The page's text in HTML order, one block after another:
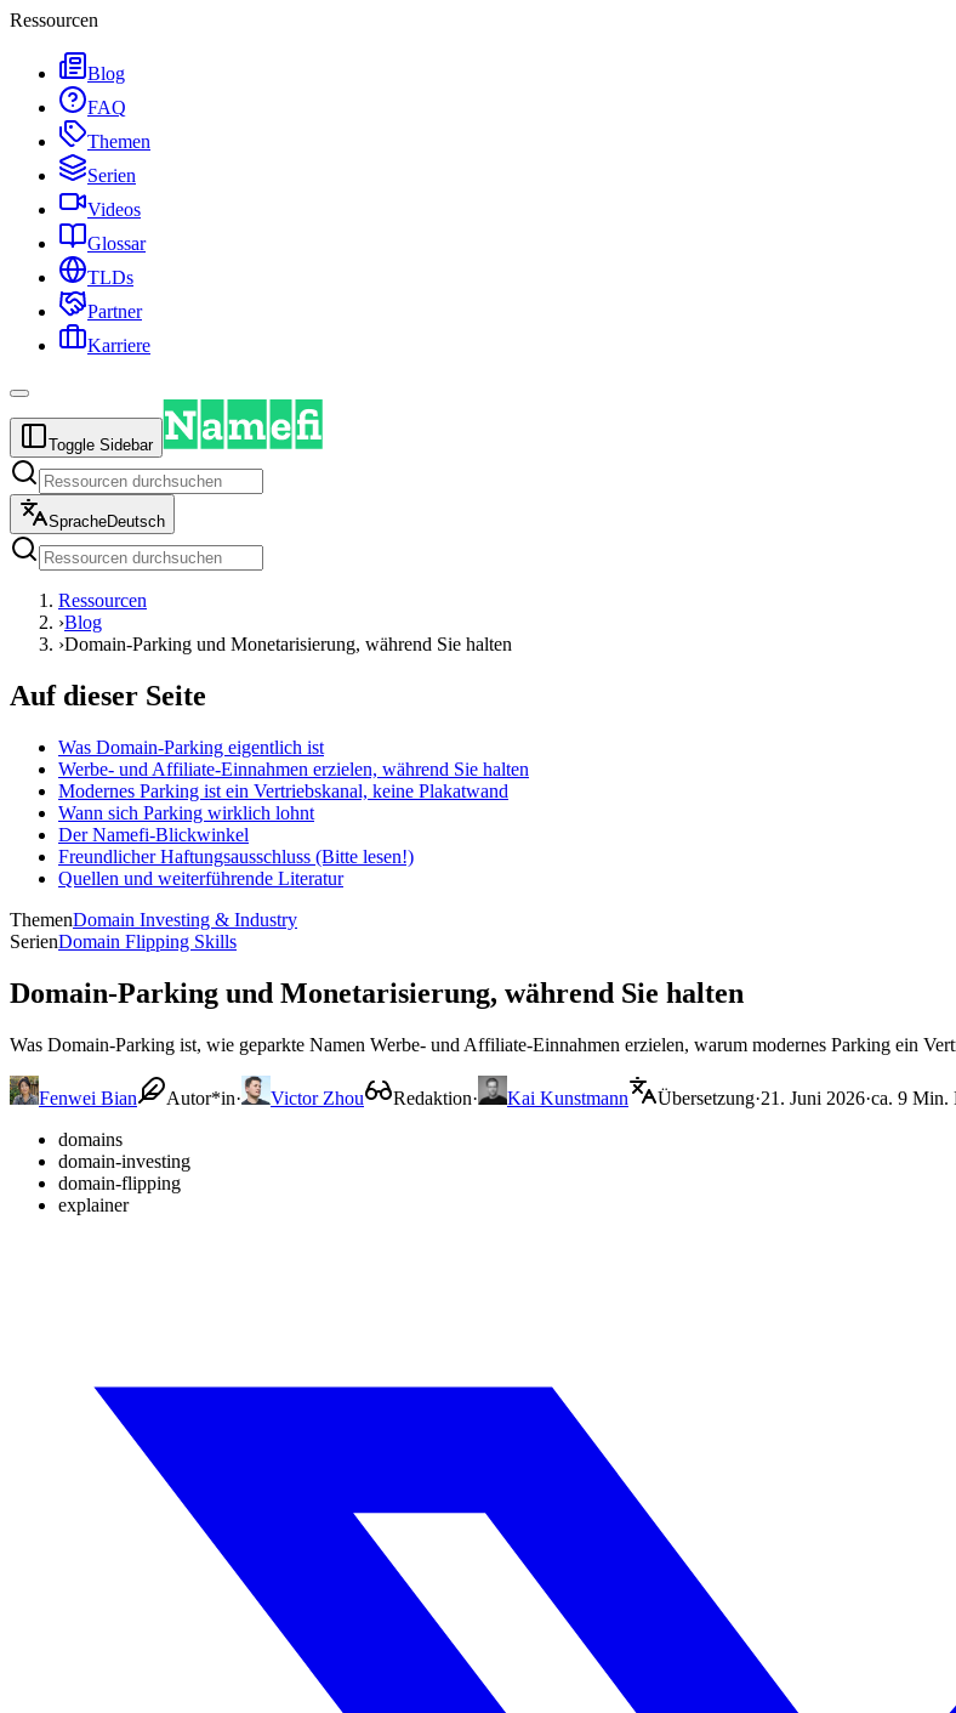
Ressourcen
Blog
FAQ
Themen
Serien
Videos
Glossar
TLDs
Partner
Karriere
Toggle Sidebar
SpracheDeutsch
Ressourcen
›Blog
›Domain-Parking und Monetarisierung, während Sie halten
Auf dieser Seite
Was Domain-Parking eigentlich ist
Werbe- und Affiliate-Einnahmen erzielen, während Sie halten
Modernes Parking ist ein Vertriebskanal, keine Plakatwand
Wann sich Parking wirklich lohnt
Der Namefi-Blickwinkel
Freundlicher Haftungsausschluss (Bitte lesen!)
Quellen und weiterführende Literatur
ThemenDomain Investing & Industry
SerienDomain Flipping Skills
Domain-Parking und Monetarisierung, während Sie halten
Was Domain-Parking ist, wie geparkte Namen Werbe- und Affiliate-Einnahmen erzielen, warum modernes Parking ein
Fenwei Bian Autor*in· Victor Zhou Redaktion· Kai Kunstmann Übersetzung·21. Juni 2026·ca. 9 Min.
domains
domain-investing
domain-flipping
explainer